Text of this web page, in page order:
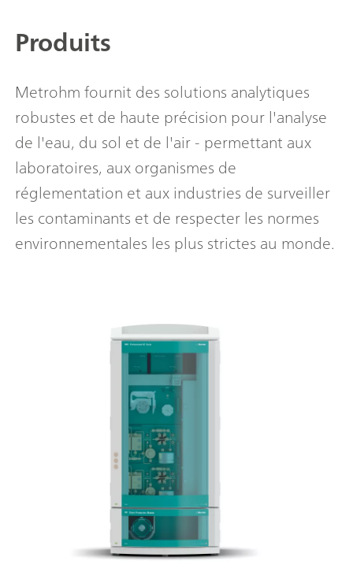
Produits
Metrohm fournit des solutions analytiques
robustes et de haute précision pour l'analyse
de l'eau, du sol et de l'air - permettant aux
laboratoires, aux organismes de
réglementation et aux industries de surveiller
les contaminants et de respecter les normes
environnementales les plus strictes au monde.